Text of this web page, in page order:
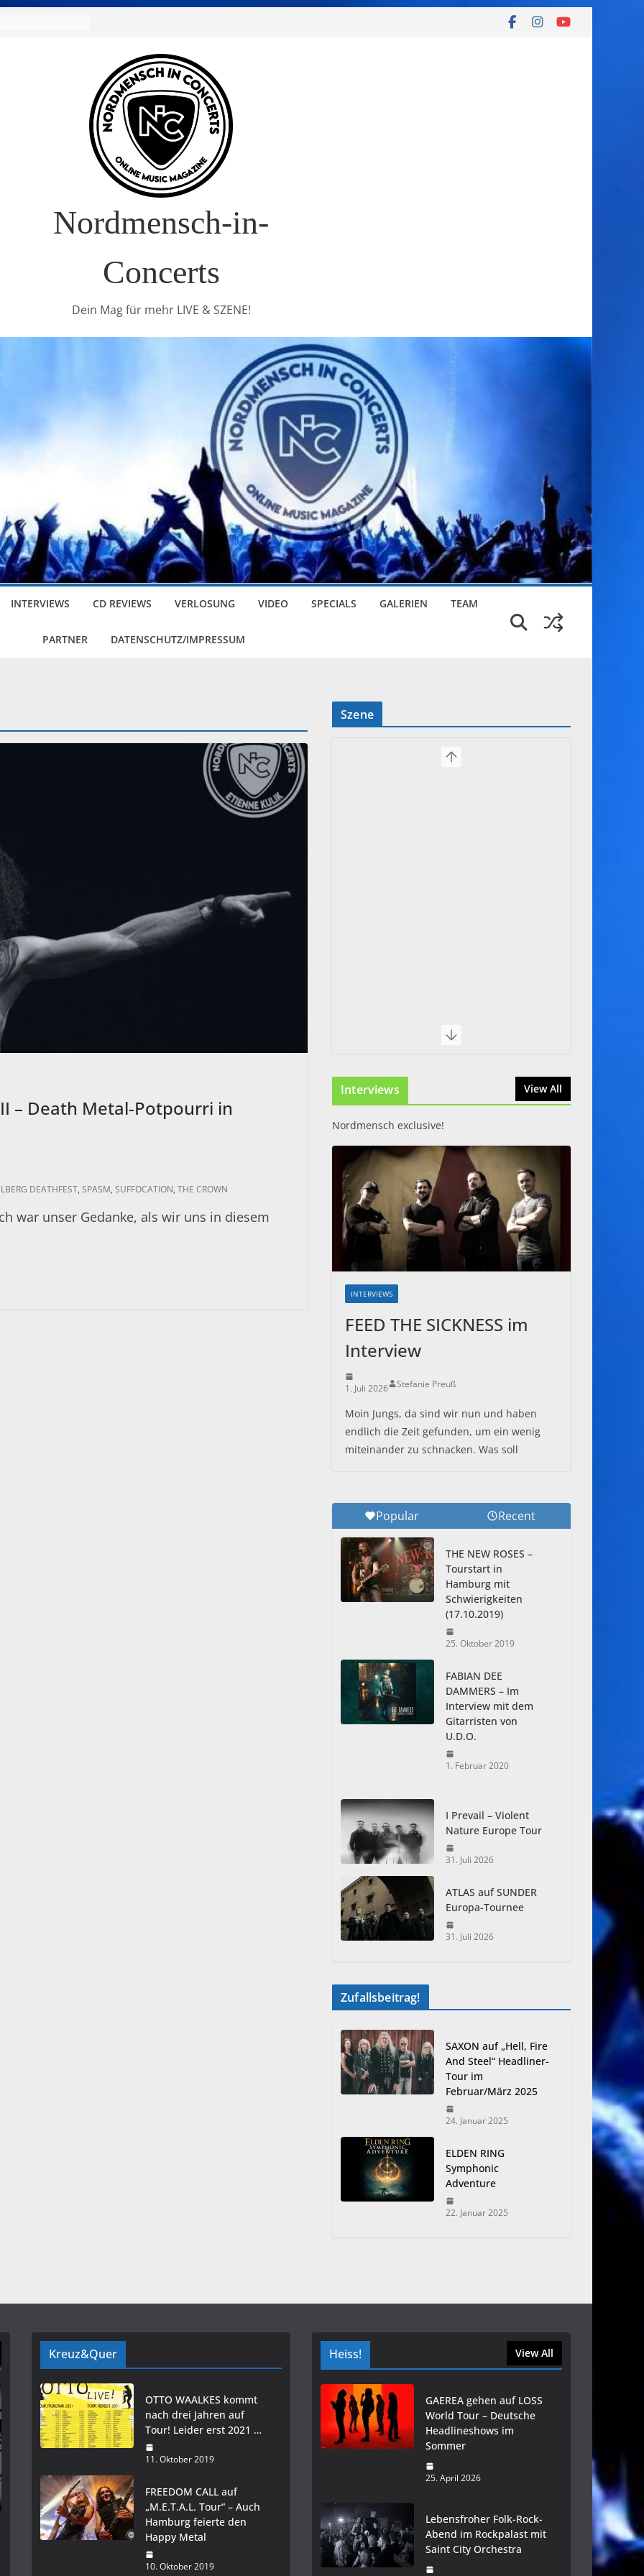
Nordmensch-in-
Concerts
Dein Mag für mehr LIVE & SZENE!
INTERVIEWS CD REVIEWS VERLOSUNG VIDEO SPECIALS GALERIEN TEAM
PARTNER DATENSCHUTZ/IMPRESSUM
– Death Metal-Potpourri in
DEATHFEST, SPASM, SUFFOCATION, THE CROWN
war unser Gedanke, als wir uns in diesem
Szene
Interviews View All
Nordmensch exclusive!
INTERVIEWS
FEED THE SICKNESS im
Interview
1. Juli 2026 Stefanie Preuß
Moin Jungs, da sind wir nun und haben
endlich die Zeit gefunden, um ein wenig
miteinander zu schnacken. Was soll
Popular Recent
THE NEW ROSES –
Tourstart in
Hamburg mit
Schwierigkeiten
(17.10.2019)
25. Oktober 2019
FABIAN DEE
DAMMERS – Im
Interview mit dem
Gitarristen von
U.D.O.
1. Februar 2020
I Prevail – Violent
Nature Europe Tour
31. Juli 2026
ATLAS auf SUNDER
Europa-Tournee
31. Juli 2026
Zufallsbeitrag!
SAXON auf „Hell, Fire
And Steel“ Headliner-
Tour im
Februar/März 2025
24. Januar 2025
ELDEN RING
Symphonic
Adventure
22. Januar 2025
Kreuz&Quer
OTTO WAALKES kommt
nach drei Jahren auf
Tour! Leider erst 2021 …
11. Oktober 2019
FREEDOM CALL auf
„M.E.T.A.L. Tour“ – Auch
Hamburg feierte den
Happy Metal
10. Oktober 2019
Heiss! View All
GAEREA gehen auf LOSS
World Tour – Deutsche
Headlineshows im
Sommer
25. April 2026
Lebensfroher Folk-Rock-
Abend im Rockpalast mit
Saint City Orchestra